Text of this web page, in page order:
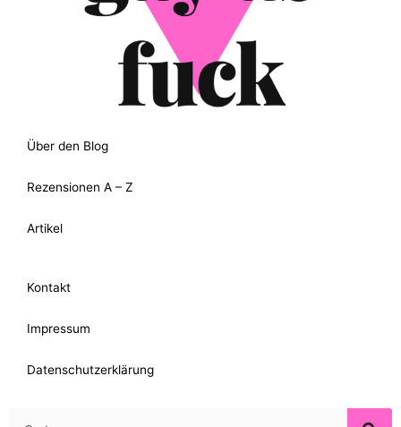
Über den Blog
Rezensionen A – Z
Artikel
Kontakt
Impressum
Datenschutzerklärung